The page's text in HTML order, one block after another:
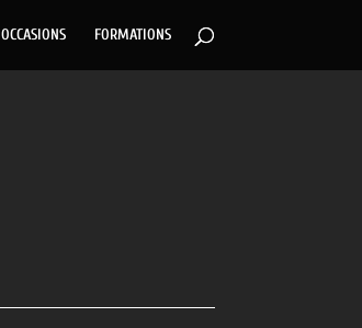
OCCASIONS FORMATIONS